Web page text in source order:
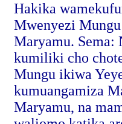
Hakika
Mwenyezi
Maryamu. Sema:
kumiliki cho
Mungu ikiwa
kumuangamiza
Maryamu, na